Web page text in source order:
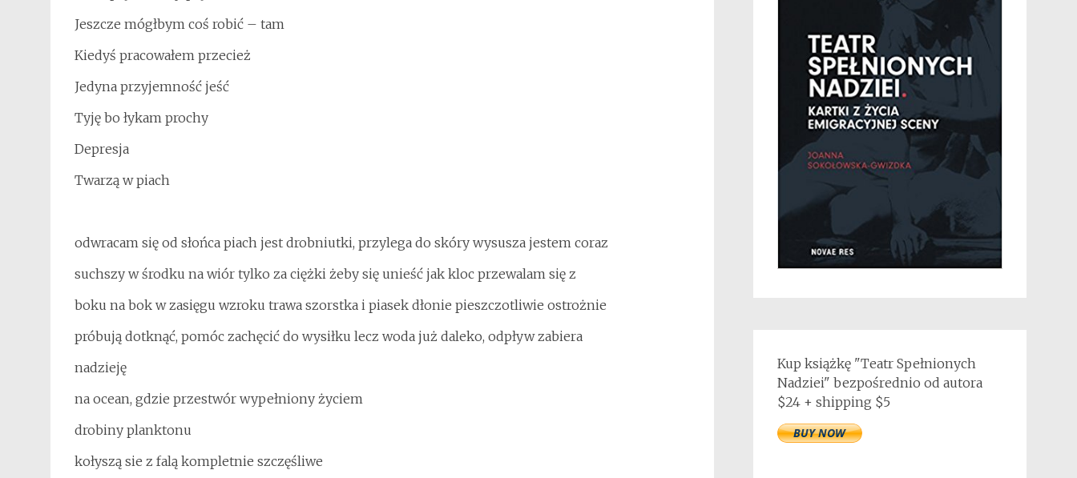
Jeszcze mógłbym coś robić – tam
Kiedyś pracowałem przecież
Jedyna przyjemność jeść
Tyję bo łykam prochy
Depresja
Twarzą w piach
odwracam się od słońca piach jest drobniutki, przylega do skóry wysusza jestem coraz
suchszy w środku na wiór tylko za ciężki żeby się unieść jak kloc przewalam się z
boku na bok w zasięgu wzroku trawa szorstka i piasek dłonie pieszczotliwie ostrożnie
próbują dotknąć, pomóc zachęcić do wysiłku lecz woda już daleko, odpływ zabiera
nadzieję
na ocean, gdzie przestwór wypełniony życiem
drobiny planktonu
kołyszą sie z falą kompletnie szczęśliwe
Kup książkę "Teatr Spełnionych
Nadziei" bezpośrednio od autora
$24 + shipping $5